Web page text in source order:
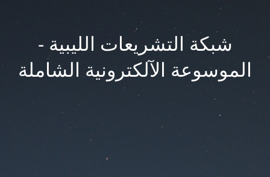
شبكة التشريعات الليبية -
الموسوعة الآلكترونية الشاملة